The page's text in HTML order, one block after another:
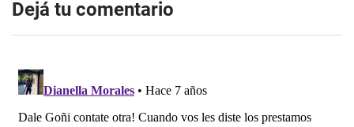
Dejá tu comentario